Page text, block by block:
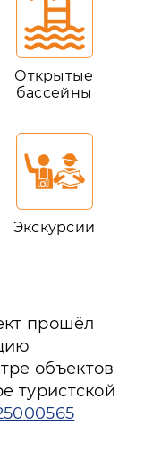
Открытые
бассейны
Экскурсии
прошёл
объектов
туристской